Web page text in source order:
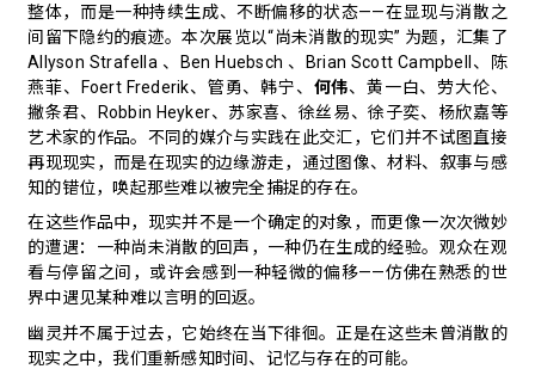
整体，而是一种持续生成、不断偏移的状态——在显现与消散之
间留下隐约的痕迹。本次展览以“尚未消散的现实” 为题，汇集了
Allyson Strafella 、Ben Huebsch 、Brian Scott Campbell、陈
燕菲、Foert Frederik、管勇、韩宁、 何伟、黄一白、劳大伦、
撇条君、Robbin Heyker、苏家喜、徐丝易、徐子奕、杨欣嘉等
艺术家的作品。不同的媒介与实践在此交汇，它们并不试图直接
再现现实，而是在现实的边缘游走，通过图像、材料、叙事与感
知的错位，唤起那些难以被完全捕捉的存在。
在这些作品中，现实并不是一个确定的对象，而更像一次次微妙
的遭遇：一种尚未消散的回声，一种仍在生成的经验。观众在观
看与停留之间，或许会感到一种轻微的偏移——仿佛在熟悉的世
界中遇见某种难以言明的回返。
幽灵并不属于过去，它始终在当下徘徊。正是在这些未曾消散的
现实之中，我们重新感知时间、记忆与存在的可能。